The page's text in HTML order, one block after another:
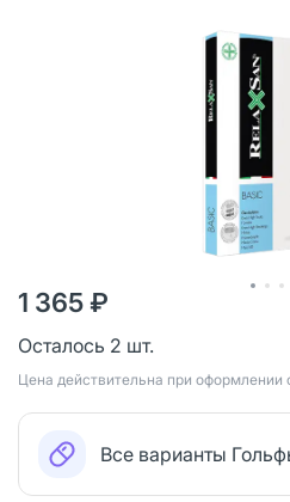
1 365 ₽
Осталось 2 шт.
Цена действительна при оформлении
Все варианты